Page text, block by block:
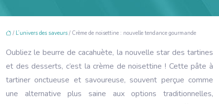
/ L’univers des saveurs / Crème de noisettine : nouvelle tendance gourmande
Oubliez le beurre de cacahuète, la nouvelle star des tartines
et des desserts, c’est la crème de noisettine ! Cette pâte à
tartiner onctueuse et savoureuse, souvent perçue comme
une alternative plus saine aux options traditionnelles,